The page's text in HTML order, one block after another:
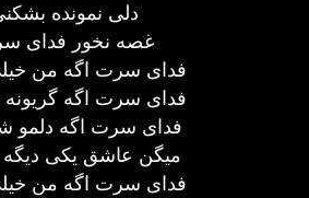
دلی نمونده
غصه نخور فدای
فدای سرت اگه من
فدای سرت اگه
فدای سرت اگه دلمو
میگن عاشق یکی
فدای سرت اگه من